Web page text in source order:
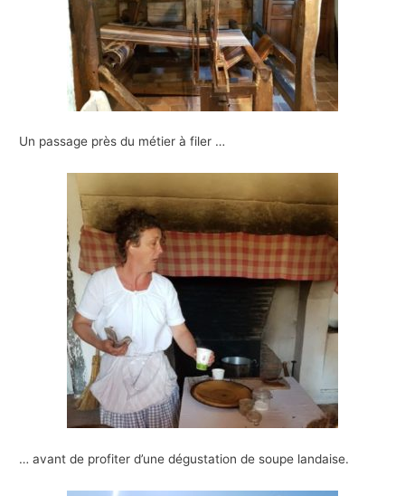
Un passage près du métier à filer …
… avant de profiter d’une dégustation de soupe landaise.